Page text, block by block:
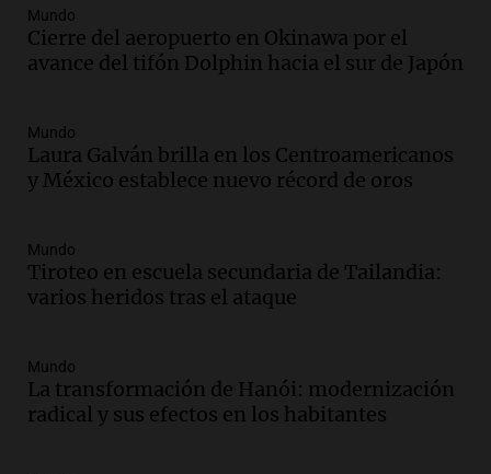
sea, va a ser lindo”
La Cadena del Gol
Episodios
en ludopatía: “Tener el casino en la
mano es muy peligroso”
La Argentina, hoy
ciudad de Córdoba para interiorizarse
sobre los parques educativos
Amamos Argentina
Audio.
traerá más lluvias y eventos extremos
durante la primavera
Mundo
Cierre del aeropuerto en Okinawa por el
avance del tifón Dolphin hacia el sur de Japón
Mundo
Laura Galván brilla en los Centroamericanos
y México establece nuevo récord de oros
Mundo
Tiroteo en escuela secundaria de Tailandia:
varios heridos tras el ataque
Mundo
La transformación de Hanói: modernización
radical y sus efectos en los habitantes